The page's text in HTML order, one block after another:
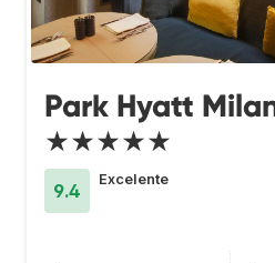
Park Hyatt
★★★★★
9.4
Excelente